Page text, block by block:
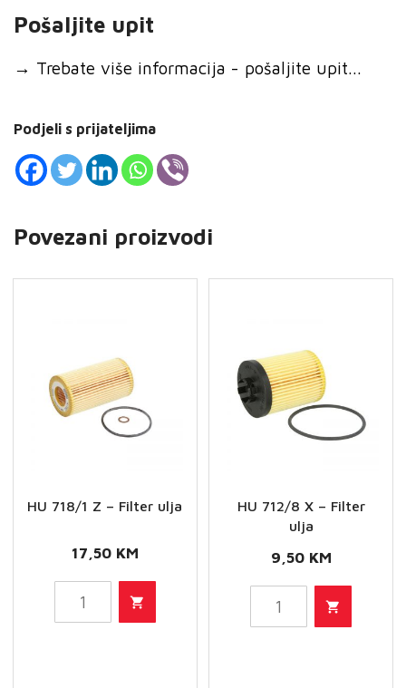
Pošaljite upit
→ Trebate više informacija - pošaljite upit...
Podjeli s prijateljima
Povezani proizvodi
HU 718/1 Z – Filter ulja
17,50 KM
718/1
HU 712/8 X – Filter
ulja
9,50 KM
712/8